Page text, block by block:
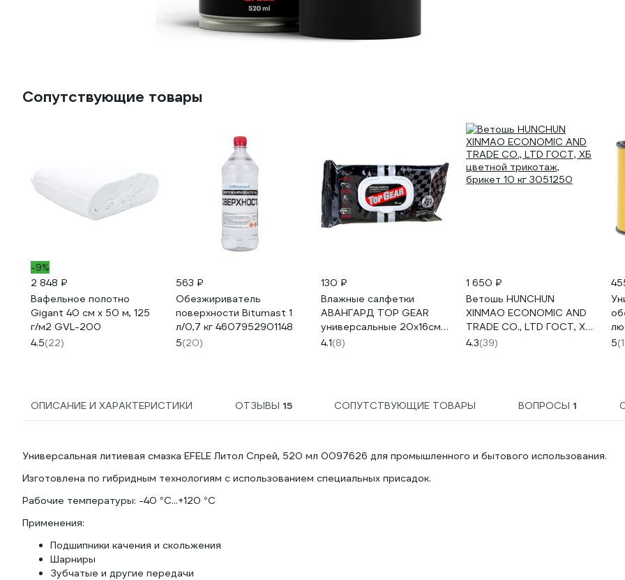
Сопутствующие товары
-9%
2 848 ₽
Вафельное полотно
Gigant 40 см х 50 м, 125
г/м2 GVL-200
4.5(22)
563 ₽
Обезжириватель
поверхности Bitumast 1
л/0,7 кг 4607952901148
5(20)
130 ₽
Влажные салфетки
АВАНГАРД TOP GEAR
универсальные 20х16см
45шт TG-30107
4.1(8)
1 650 ₽
Ветошь HUNCHUN
XINMAO ECONOMIC AND
TRADE CO., LTD ГОСТ, ХБ
цветной трикотаж,
4.3(39) 5
ОПИСАНИЕ И ХАРАКТЕРИСТИКИ ОТЗЫВЫ 15 СОПУТСТВУЮЩИЕ ТОВАРЫ ВОПРОСЫ 1
Универсальная литиевая смазка EFELE Литол Спрей, 520 мл 0097626 для промышленного и бытового использования.
Изготовлена по гибридным технологиям с использованием специальных присадок.
Рабочие температуры: -40 °C...+120 °C
Применения:
Подшипники качения и скольжения
Шарниры
Зубчатые и другие передачи